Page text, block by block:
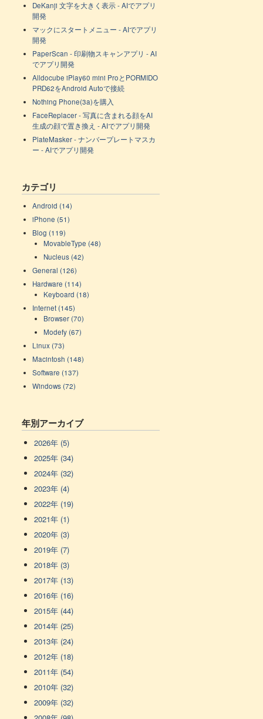
DeKanji 文字を大きく表示 - AIでアプリ
開発
マックにスタートメニュー - AIでアプリ
開発
PaperScan - 印刷物スキャンアプリ - AI
でアプリ開発
Alldocube iPlay60 mini ProとPORMIDO
PRD62をAndroid Autoで接続
Nothing Phone(3a)を購入
FaceReplacer - 写真に含まれる顔をAI
生成の顔で置き換え - AIでアプリ開発
PlateMasker - ナンバープレートマスカ
ー - AIでアプリ開発
カテゴリ
Android (14)
iPhone (51)
Blog (119)
MovableType (48)
Nucleus (42)
General (126)
Hardware (114)
Keyboard (18)
Internet (145)
Browser (70)
Modefy (67)
Linux (73)
Macintosh (148)
Software (137)
Windows (72)
年別アーカイブ
2026年 (5)
2025年 (34)
2024年 (32)
2023年 (4)
2022年 (19)
2021年 (1)
2020年 (3)
2019年 (7)
2018年 (3)
2017年 (13)
2016年 (16)
2015年 (44)
2014年 (25)
2013年 (24)
2012年 (18)
2011年 (54)
2010年 (32)
2009年 (32)